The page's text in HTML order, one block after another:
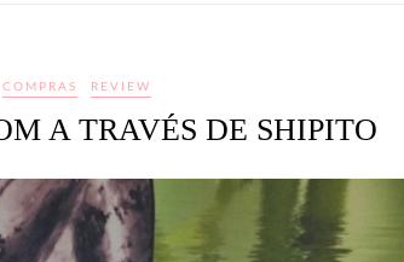
COMPRAS REVIEW
A TRAVÉS DE SHIPITO